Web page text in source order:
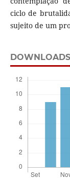
ciclo de
sujeito de um
DOWNLOADS